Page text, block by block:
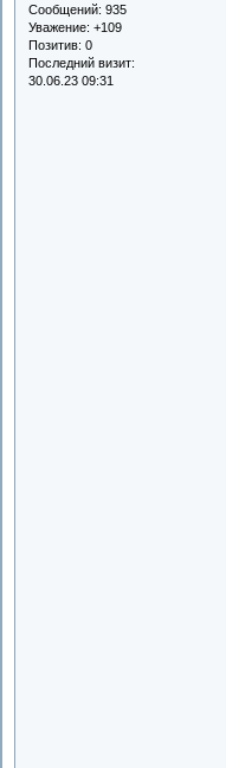
Сообщений: 935
Уважение: +109
Позитив: 0
Последний визит:
30.06.23 09:31